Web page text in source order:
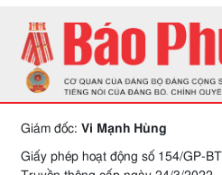
Giám đốc: Vi Mạnh Hùng
Giấy phép hoạt động số 154/GP-